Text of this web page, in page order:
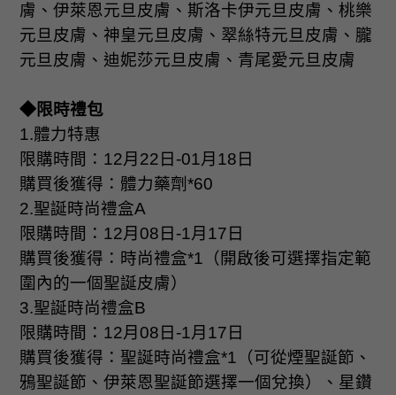
膚、伊萊恩元旦皮膚、斯洛卡伊元旦皮膚、桃樂
元旦皮膚、神皇元旦皮膚、翠絲特元旦皮膚、朧
元旦皮膚、迪妮莎元旦皮膚、青尾愛元旦皮膚
◆限時禮包
1.體力特惠
限購時間： 12月 22 日 -01月 18 日
購買後獲得：體力藥劑*60
2.聖誕時尚禮盒A
限購時間： 12月08 日 -1月 17 日
購買後獲得：時尚禮盒*1 （開啟後可選擇指定範
圍內的一個聖誕皮膚）
3.聖誕時尚禮盒B
限購時間： 12月08 日 -1月 17 日
購買後獲得：聖誕時尚禮盒*1 （可從煙聖誕節、
鴉聖誕節、伊萊恩聖誕節選擇一個兌換）、星鑽